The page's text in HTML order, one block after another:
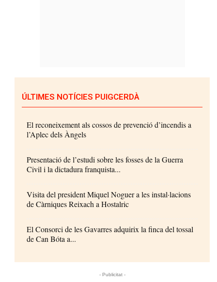
ÚLTIMES NOTÍCIES PUIGCERDÀ
El reconeixement als cossos de prevenció d’incendis a
l’Aplec dels Àngels
Presentació de l’estudi sobre les fosses de la Guerra
Civil i la dictadura franquista...
Visita del president Miquel Noguer a les instal·lacions
de Càrniques Reixach a Hostalric
El Consorci de les Gavarres adquirix la finca del tossal
de Can Bóta a...
- Publicitat -